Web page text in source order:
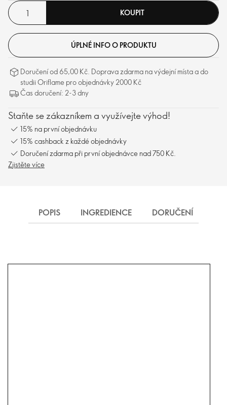
KOUPIT
ÚPLNÉ INFO O PRODUKTU
Doručení od 65,00 Kč. Doprava zdarma na výdejní místa a do
studii Oriflame pro objednávky 2000 Kč
Čas doručení: 2-3 dny
Staňte se zákazníkem a využívejte výhod!
15% na první objednávku
15% cashback z každé objednávky
Doručení zdarma při první objednávce nad 750 Kč.
Zjistěte více
POPIS INGREDIENCE DORUČENÍ